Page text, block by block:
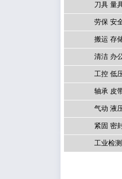
刀具 量
劳保 安
搬运 存
清洁 办
工控 低
轴承 皮
气动 液
紧固 密
工业检